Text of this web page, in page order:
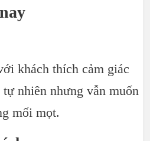
khách thích cảm giác
nhiên nhưng vẫn muốn
mối mọt.